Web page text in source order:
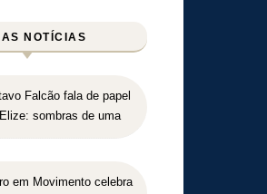
NOTÍCIAS
Falcão fala de papel
sombras de uma
em Movimento celebra